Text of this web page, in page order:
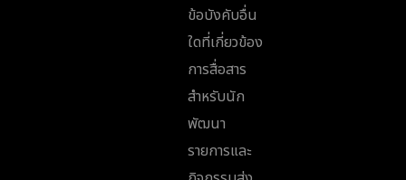
ข้อบังคับอื่น
ใดที่เกี่ยวข้อง
การสื่อสาร
สำหรับนัก
พัฒนา
รายการและ